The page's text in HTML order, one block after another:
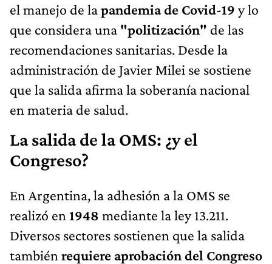
el manejo de lapandemia de Covid-19 y lo
que considera una "politización" de las
recomendaciones sanitarias. Desde la
administración de Javier Milei se sostiene
que la salida afirma la soberanía nacional
en materia de salud.
La salida de la OMS: ¿y el
Congreso?
En Argentina, la adhesión a la OMS se
realizó en 1948 mediante la ley 13.211.
Diversos sectores sostienen que la salida
también requiere aprobación del Congreso